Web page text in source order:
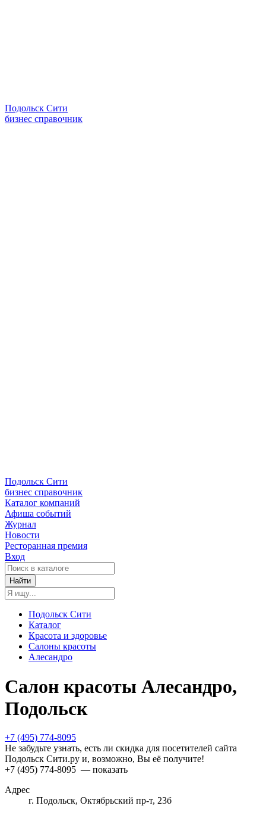
Подольск Сити
бизнес справочник
Подольск Сити
бизнес справочник
Каталог компаний
Афиша событий
Журнал
Новости
Ресторанная премия
Вход
Найти
Подольск Сити
Каталог
Красота и здоровье
Салоны красоты
Алесандро
Салон красоты Алесандро,
Подольск
+7 (495) 774-8095
Не забудьте узнать, есть ли скидка для посетителей сайта
Подольск Сити.ру и, возможно, Вы её получите!
+7 (495) 774-8095 — показать
Адрес
г. Подольск, Октябрьский пр-т, 23б